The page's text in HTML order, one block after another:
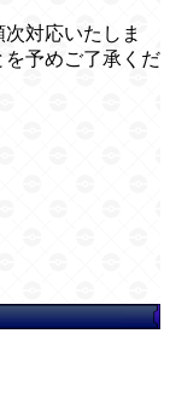
対応いたしま
予めご了承くだ